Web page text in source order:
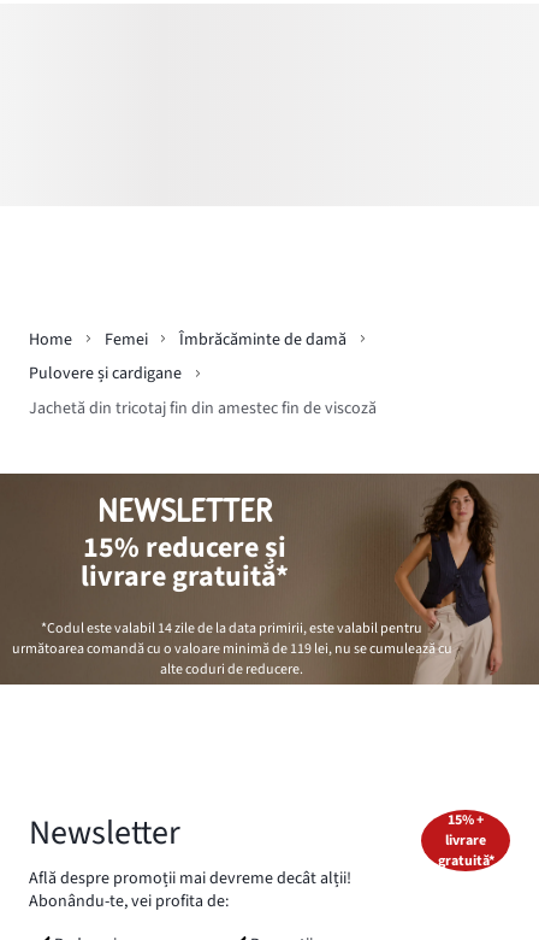
Home Femei
Îmbrăcăminte de damă
Pulovere și cardigane
Jachetă din tricotaj fin din amestec fin de viscoză
NEWSLETTER
15% reducere și
livrare gratuită*
*Codul este valabil 14 zile de la data primirii, este valabil pentru
următoarea comandă cu o valoare minimă de119 lei, nu se cumulează cu
alte coduri de reducere.
Newsletter
Află despre promoții mai devreme decât alții!
Abonându-te, vei profita de:
15% +
livrare
gratuită*